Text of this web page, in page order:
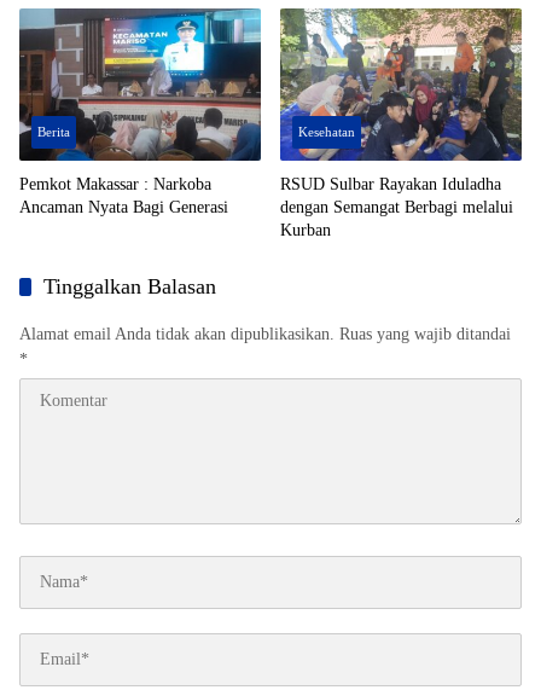
Berhasil Registrasi 50% Posyandu
Berita
Pemkot Makassar : Narkoba
Ancaman Nyata Bagi Generasi
Kesehatan
RSUD Sulbar Rayakan Iduladha
dengan Semangat Berbagi melalui
Kurban
Tinggalkan Balasan
Alamat email Anda tidak akan dipublikasikan. Ruas yang wajib ditandai
*